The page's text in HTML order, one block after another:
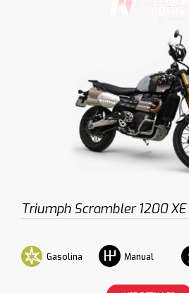
Triumph Scrambler 1200 XE
Gasolina Manual